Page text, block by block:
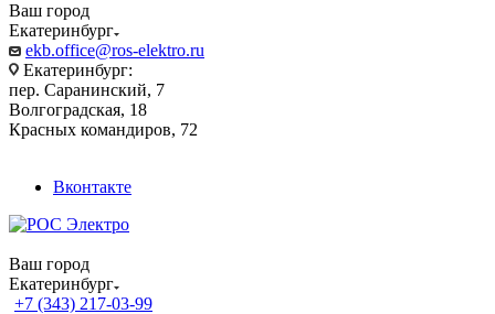
Ваш город
Екатеринбург
ekb.office@ros-elektro.ru
Екатеринбург:
пер. Саранинский, 7
Волгоградская, 18
Красных командиров, 72
Вконтакте
Ваш город
Екатеринбург
+7 (343) 217-03-99